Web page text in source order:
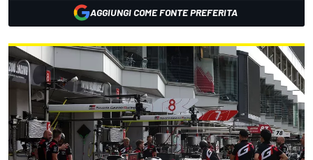
AGGIUNGI COME FONTE PREFERITA